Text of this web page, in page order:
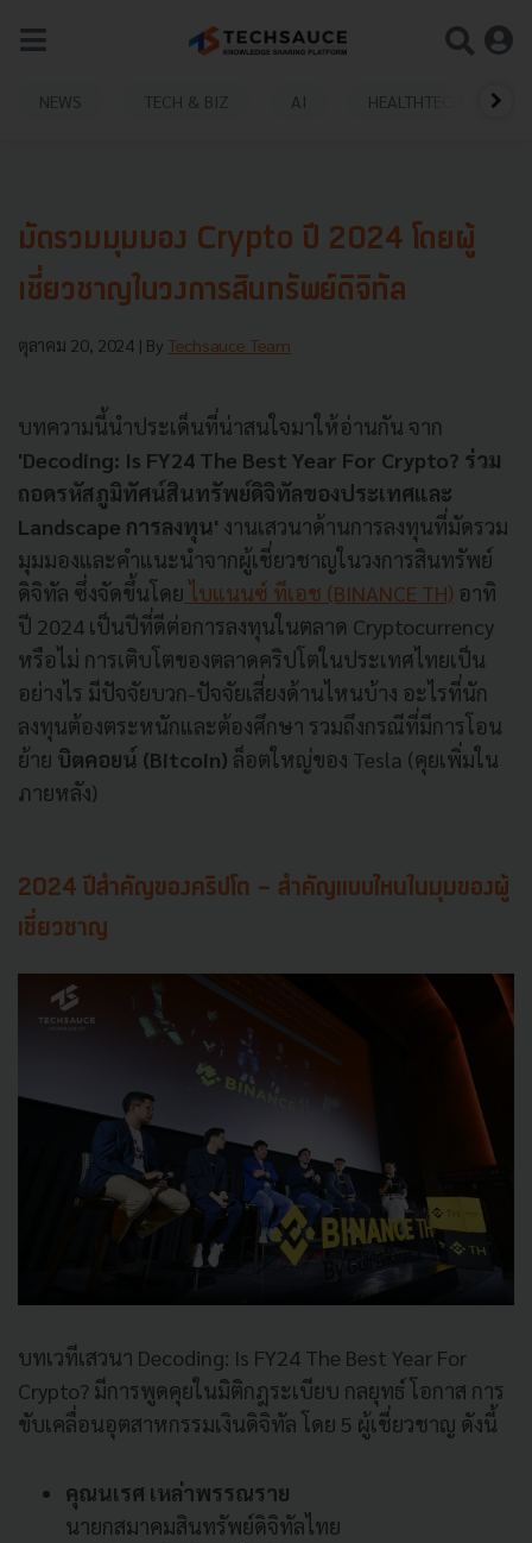
NEWS TECH & BIZ AI HEALTHTECH
มัดรวมมุมมอง Crypto ปี 2024 โดยผู้
เชี่ยวชาญในวงการสินทรัพย์ดิจิทัล
ตุลาคม 20, 2024 | By Techsauce Team
บทความนี้นำประเด็นที่น่าสนใจมาให้อ่านกัน จาก
'Decoding: Is FY24 The Best Year For Crypto? ร่วม
ถอดรหัสภูมิทัศน์สินทรัพย์ดิจิทัลของประเทศและ
Landscape การลงทุน' งานเสวนาด้านการลงทุนที่มัดรวม
มุมมองและคำแนะนำจากผู้เชี่ยวชาญในวงการสินทรัพย์
ดิจิทัล ซึ่งจัดขึ้นโดย ไบแนนซ์ ทีเอช (BINANCE TH) อาทิ
ปี 2024 เป็นปีที่ดีต่อการลงทุนในตลาด Cryptocurrency
หรือไม่ การเติบโตของตลาดคริปโตในประเทศไทยเป็น
อย่างไร มีปัจจัยบวก-ปัจจัยเสี่ยงด้านไหนบ้าง อะไรที่นัก
ลงทุนต้องตระหนักและต้องศึกษา รวมถึงกรณีที่มีการโอน
ย้าย บิตคอยน์ (Bitcoin) ล็อตใหญ่ของ Tesla (คุยเพิ่มใน
ภายหลัง)
2024 ปีสำคัญของคริปโต - สำคัญแบบไหนในมุมของผู้
เชี่ยวชาญ
บทเวทีเสวนา Decoding: Is FY24 The Best Year For
Crypto? มีการพูดคุยในมิติกฎระเบียบ กลยุทธ์ โอกาส การ
ขับเคลื่อนอุตสาหกรรมเงินดิจิทัล โดย 5 ผู้เชี่ยวชาญ ดังนี้
คุณนเรศ เหล่าพรรณราย
นายกสมาคมสินทรัพย์ดิจิทัลไทย